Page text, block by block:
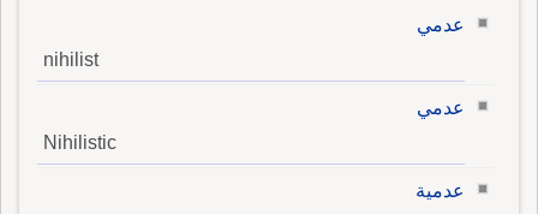
عدمي
nihilist
عدمي
Nihilistic
عدمية